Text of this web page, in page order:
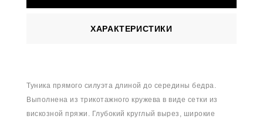
ХАРАКТЕРИСТИКИ
Туника прямого силуэта длиной до середины бедра.
Выполнена из трикотажного кружева в виде сетки из
вискозной пряжи. Глубокий круглый вырез, широкие